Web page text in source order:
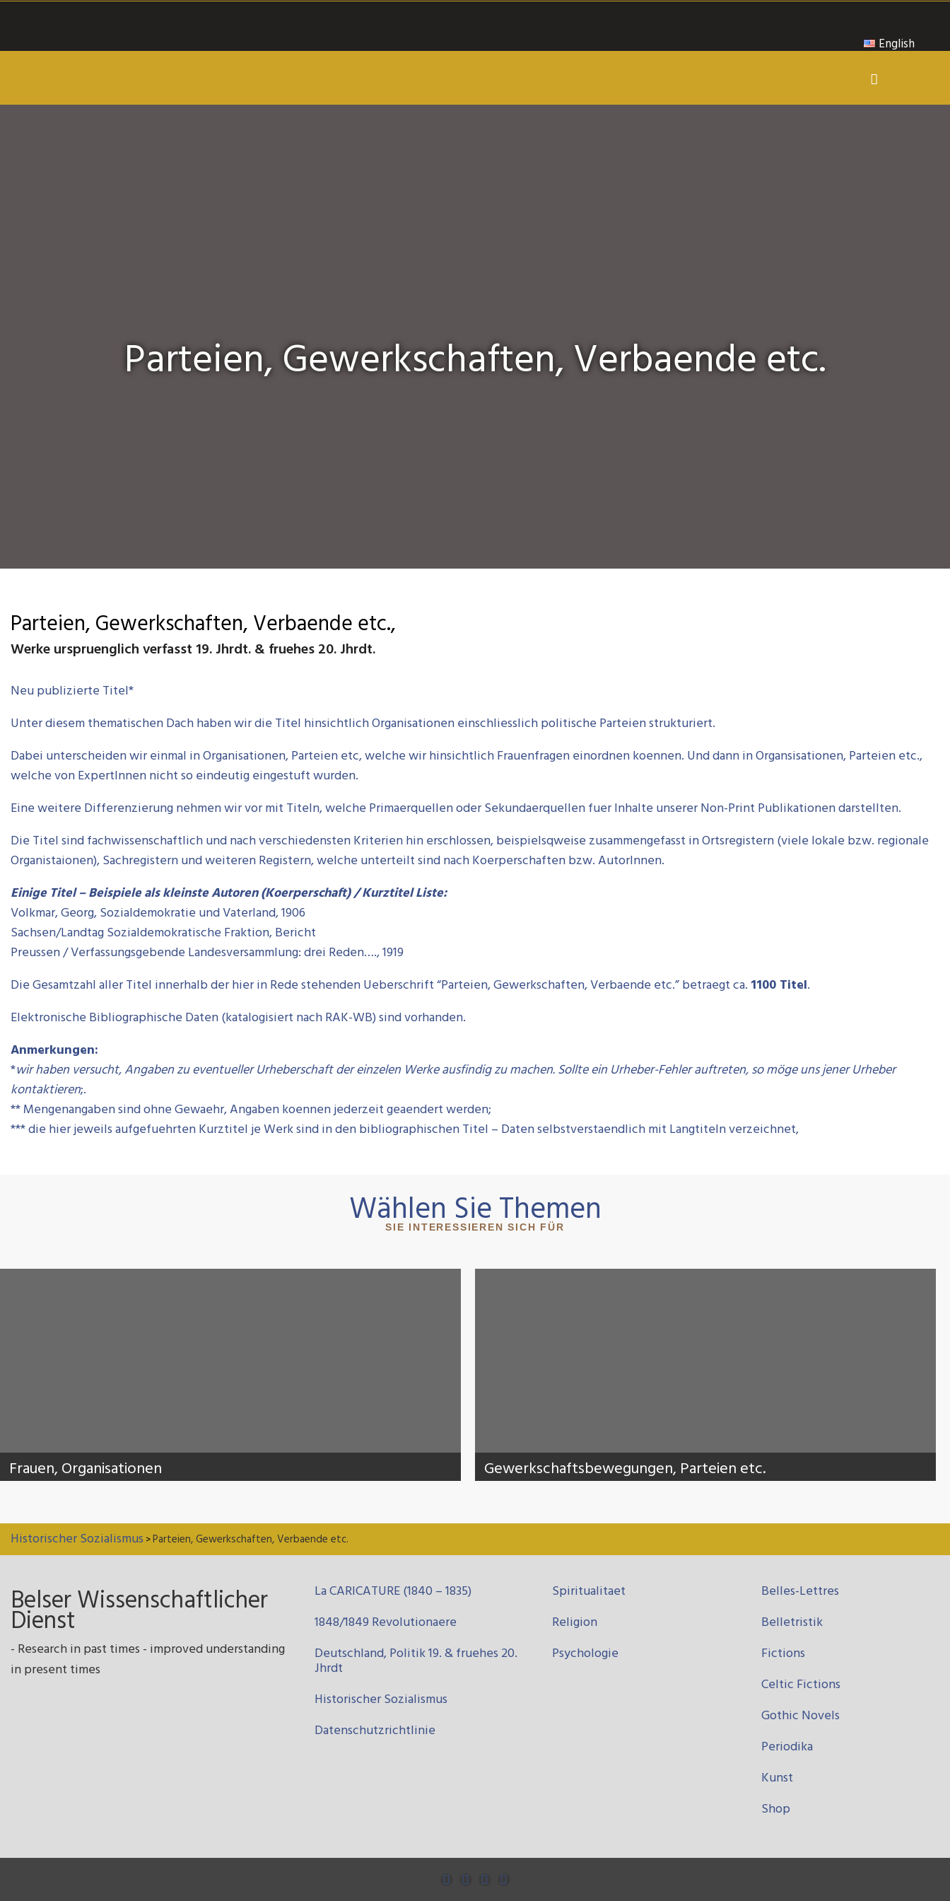
English
English
Parteien, Gewerkschaften, Verbaende etc.
Parteien, Gewerkschaften, Verbaende etc.,
Werke urspruenglich verfasst 19. Jhrdt. & fruehes 20. Jhrdt.
Neu publizierte Titel*
Unter diesem thematischen Dach haben wir die Titel hinsichtlich Organisationen einschliesslich politische Parteien strukturiert.
Dabei unterscheiden wir einmal in Organisationen, Parteien etc, welche wir hinsichtlich Frauenfragen einordnen koennen. Und dann in Organsisationen, Parteien etc.,
welche von ExpertInnen nicht so eindeutig eingestuft wurden.
Eine weitere Differenzierung nehmen wir vor mit Titeln, welche Primaerquellen oder Sekundaerquellen fuer Inhalte unserer Non-Print Publikationen darstellten.
Die Titel sind fachwissenschaftlich und nach verschiedensten Kriterien hin erschlossen, beispielsqweise zusammengefasst in Ortsregistern (viele lokale bzw. regionale
Organistaionen), Sachregistern und weiteren Registern, welche unterteilt sind nach Koerperschaften bzw. AutorInnen.
Einige Titel – Beispiele als kleinste Autoren (Koerperschaft) / Kurztitel Liste:
Volkmar, Georg, Sozialdemokratie und Vaterland, 1906
Sachsen/Landtag Sozialdemokratische Fraktion, Bericht
Preussen / Verfassungsgebende Landesversammlung: drei Reden…., 1919
Die Gesamtzahl aller Titel innerhalb der hier in Rede stehenden Ueberschrift “Parteien, Gewerkschaften, Verbaende etc.” betraegt ca. 1100 Titel.
Elektronische Bibliographische Daten (katalogisiert nach RAK-WB) sind vorhanden.
Anmerkungen:
*wir haben versucht, Angaben zu eventueller Urheberschaft der einzelen Werke ausfindig zu machen. Sollte ein Urheber-Fehler auftreten, so möge uns jener Urheber
kontaktieren;.
** Mengenangaben sind ohne Gewaehr, Angaben koennen jederzeit geaendert werden;
*** die hier jeweils aufgefuehrten Kurztitel je Werk sind in den bibliographischen Titel – Daten selbstverstaendlich mit Langtiteln verzeichnet,
Wählen Sie Themen
SIE INTERESSIEREN SICH FÜR
Frauen, Organisationen Gewerkschaftsbewegungen, Parteien etc.
Historischer Sozialismus >Parteien, Gewerkschaften, Verbaende etc.
Belser Wissenschaftlicher
Dienst
- Research in past times - improved understanding
in present times
La CARICATURE (1840 – 1835)
1848/1849 Revolutionaere
Deutschland, Politik 19. & fruehes 20.
Jhrdt
Historischer Sozialismus
Datenschutzrichtlinie
Spiritualitaet
Religion
Psychologie
Belles-Lettres
Belletristik
Fictions
Celtic Fictions
Gothic Novels
Periodika
Kunst
Shop